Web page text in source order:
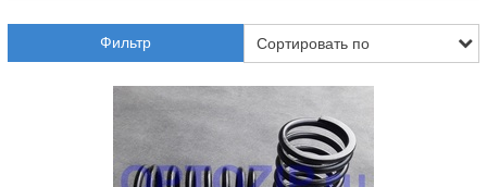
Фильтр